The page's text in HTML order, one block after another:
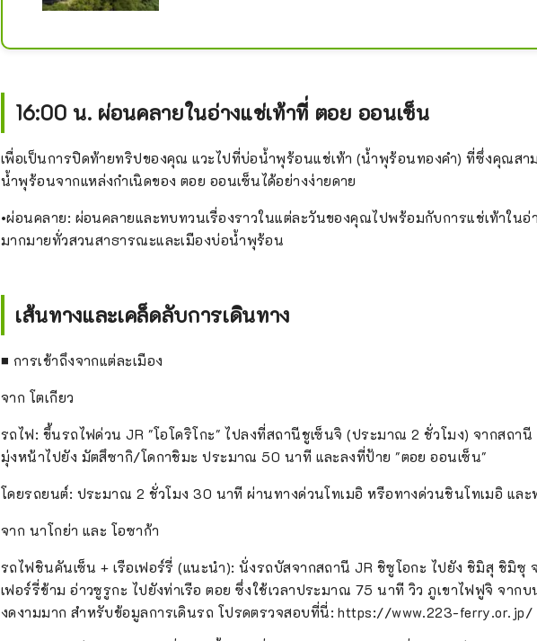
เที่ยวในฐานะจุดรวมพลังแห่งความรักในอิซุ
และของขวัญที่ระลึก
16:00 น. ผ่อนคลายในอ่างแช่เท้าที่ ตอย ออนเซ็น
เพื่อเป็นการปิดท้ายทริปของคุณ แวะไปที่บ่อน้ำพุร้อนแช่เท้า (น้ำพุร้อนทองคำ) ที่ซึ่งคุณสา
น้ำพุร้อนจากแหล่งกำเนิดของ ตอย ออนเซ็นได้อย่างง่ายดาย
•ผ่อนคลาย: ผ่อนคลายและทบทวนเรื่องราวในแต่ละวันของคุณไปพร้อมกับการแช่เท้าในอ่
มากมายทั่วสวนสาธารณะและเมืองบ่อน้ำพุร้อน
เส้นทางและเคล็ดลับการเดินทาง
■ การเข้าถึงจากแต่ละเมือง
จาก โตเกียว
รถไฟ: ขึ้นรถไฟด่วน JR "โอโดริโกะ" ไปลงที่สถานีชูเซ็นจิ (ประมาณ 2 ชั่วโมง) จากสถา
มุ่งหน้าไปยัง มัตสึซากิ/โดกาชิมะ ประมาณ 50 นาที และลงที่ป้าย "ตอย ออนเซ็น"
โดยรถยนต์: ประมาณ 2 ชั่วโมง 30 นาที ผ่านทางด่วนโทเมอิ หรือทางด่วนชินโทเมอิ แล
จาก นาโกย่า และ โอซาก้า
รถไฟชินคันเซ็น + เรือเฟอร์รี่ (แนะนำ): นั่งรถบัสจากสถานี JR ชิซูโอกะ ไปยัง ชิมิสุ ชิมิซุ
เฟอร์รี่ข้าม อ่าวซูรูกะ ไปยังท่าเรือ ตอย ซึ่งใช้เวลาประมาณ 75 นาที วิว ภูเขาไฟฟูจิ จากบ
งดงามมาก สำหรับข้อมูลการเดินรถ โปรดตรวจสอบที่นี่: https://www.223-ferry.or.jp/